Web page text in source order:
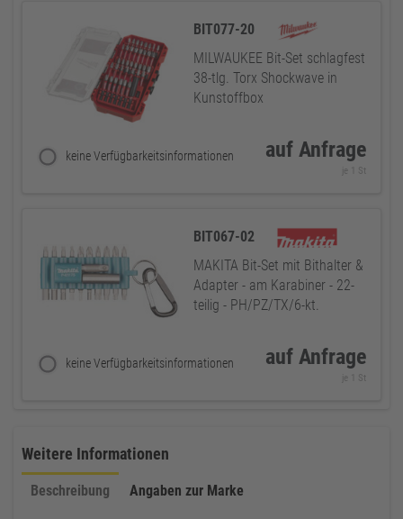
BIT077-20
MILWAUKEE Bit-Set schlagfest
38-tlg. Torx Shockwave in
Kunstoffbox
keine Verfügbarkeitsinformationen auf Anfrage
je 1 St
BIT067-02
MAKITA Bit-Set mit Bithalter &
Adapter - am Karabiner - 22-
teilig - PH/PZ/TX/6-kt.
keine Verfügbarkeitsinformationen auf Anfrage
je 1 St
Weitere Informationen
Beschreibung Angaben zur Marke